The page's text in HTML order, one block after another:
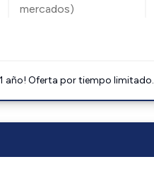
mercados)
año! Oferta por tiempo limitado.